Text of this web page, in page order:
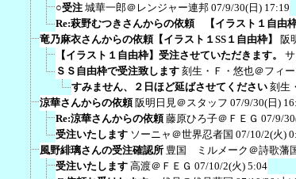
○受注 城華一郎＠レンジャー連邦 07/9/30(日) 17:19
Re:萩野むつきさんからの依頼 【イラスト１自由枠
竜乃麻衣さんからの依頼【イラスト１SS１自由枠】
阪
【イラスト１自由枠】受注させていただきます。
ＳＳ自由枠で受注致します 刻生・Ｆ・悠也＠フィ
すみません、２日ほど延ばさせてください 刻生
涼華さんからの依頼 阪明日見＠スタッフ 07/9/30(日)
Re:涼華さんからの依頼 藤原ひろ子＠ＦＥＧ 07/9/
受注いたします ソーニャ＠世界忍者国 07/10/2(火)
風野緋璃さんの受注確認所 豊国 ミルメーク＠詩歌藩
受注いたします 高渡＠ＦＥＧ 07/10/2(火) 5:04